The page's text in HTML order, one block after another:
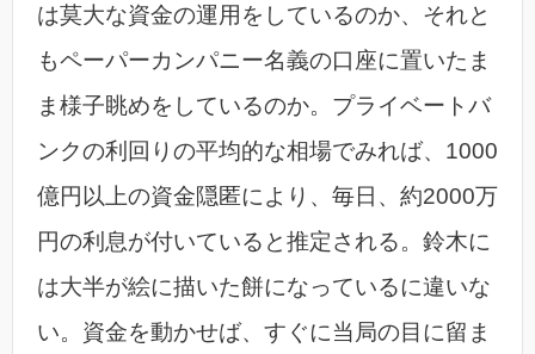
は莫大な資金の運用をしているのか、それと
もペーパーカンパニー名義の口座に置いたま
ま様子眺めをしているのか。プライベートバ
ンクの利回りの平均的な相場でみれば、1000
億円以上の資金隠匿により、毎日、約2000万
円の利息が付いていると推定される。鈴木に
は大半が絵に描いた餅になっているに違いな
い。資金を動かせば、すぐに当局の目に留ま